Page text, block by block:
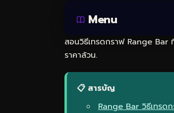
Menu
สอนวิธีเทรดกราฟ Range Bar
ราคาล้วน.
📋 สารบัญ
Range Bar วิธีเทรด